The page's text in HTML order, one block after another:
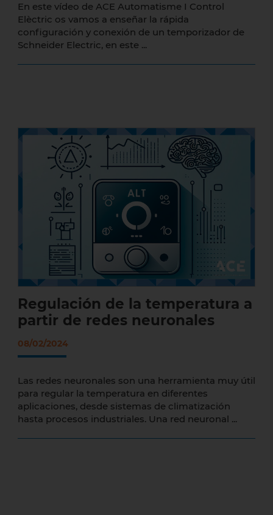
En este vídeo de ACE Automatisme I Control
Elèctric os vamos a enseñar la rápida
configuración y conexión de un temporizador de
Schneider Electric, en este ...
Regulación de la temperatura a partir de
redes neuronales
Regulación de la temperatura a
partir de redes neuronales
08/02/2024
Las redes neuronales son una herramienta muy útil
para regular la temperatura en diferentes
aplicaciones, desde sistemas de climatización
hasta procesos industriales. Una red neuronal ...